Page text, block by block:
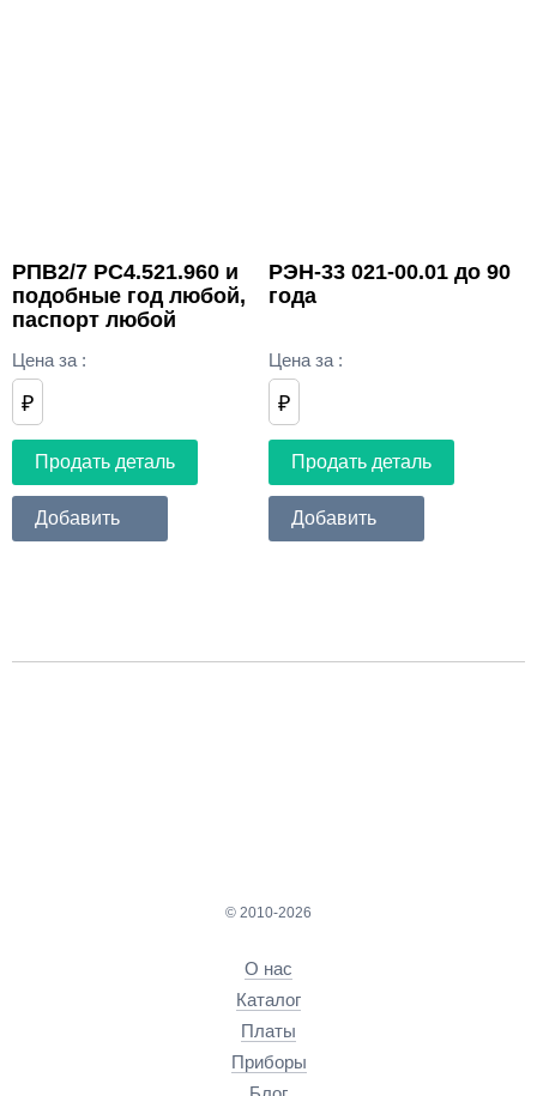
РПВ2/7 РС4.521.960 и
подобные год любой,
паспорт любой
Цена за :
₽
Продать деталь
Добавить
РЭН-33 021-00.01 до 90
года
Цена за :
₽
Продать деталь
Добавить
© 2010-2026
О нас
Каталог
Платы
Приборы